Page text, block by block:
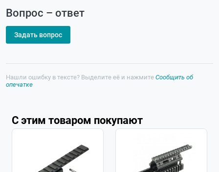
Вопрос – ответ
Задать вопрос
Нашли ошибку в тексте? Выделите её и нажмите Сообщить об
опечатке
С этим товаром покупают